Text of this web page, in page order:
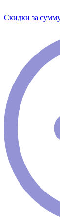
Скидки за